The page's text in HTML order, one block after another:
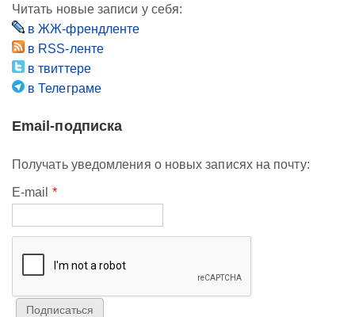
Читать новые записи у себя:
в ЖЖ-френдленте
в RSS-ленте
в твиттере
в Телеграме
Email-подписка
Получать уведомления о новых записях на почту:
E-mail *